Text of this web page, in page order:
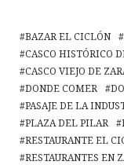
BAZAR EL CICLÓN
CASCO HISTÓRICO
CASCO VIEJO DE
DONDE COMER
PASAJE DE LA
PLAZA DEL PILAR
RESTAURANTE EL
RESTAURANTES EN